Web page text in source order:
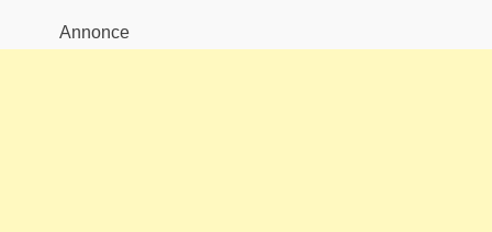
Annonce